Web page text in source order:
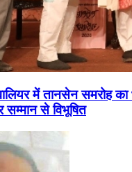
में तानसेन समरोह
सम्मान से विभूषित